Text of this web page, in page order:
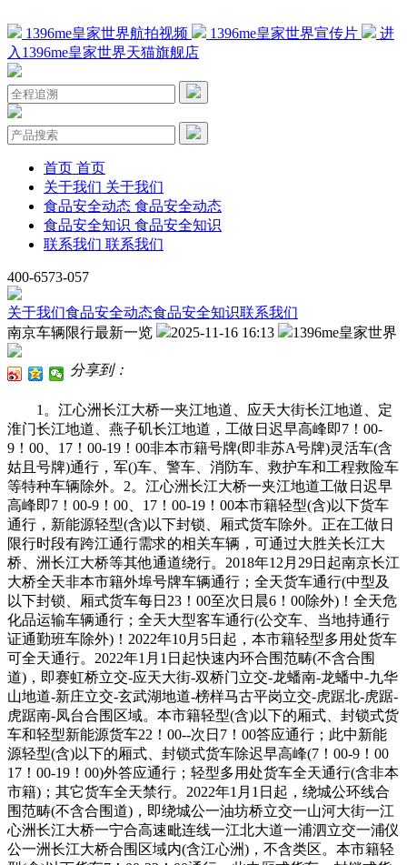
1396me皇家世界航拍视频 1396me皇家世界宣传片
进
入1396me皇家世界天猫旗舰店
首页 首页
关于我们 关于我们
食品安全动态 食品安全动态
食品安全知识 食品安全知识
联系我们 联系我们
400-6573-057
关于我们食品安全动态食品安全知识联系我们
南京车辆限行最新一览
2025-11-16 16:13 1396me皇家世界
分享到：
1。江心洲长江大桥一夹江地道、应天大街长江地道、定
淮门长江地道、燕子矶长江地道，工做日迟早高峰即7！00-
9！00、17！00-19！00非本市籍号牌(即非苏A号牌)灵活车(含
姑且号牌)通行，军()车、警车、消防车、救护车和工程救险车
等特种车辆除外。2。江心洲长江大桥一夹江地道工做日迟早
高峰即7！00-9！00、17！00-19！00本市籍轻型(含)以下货车
通行，新能源轻型(含)以下封锁、厢式货车除外。正在工做日
限行时段有跨江通行需求的相关车辆，可通过大胜关长江大
桥、洲长江大桥等其他通道绕行。2018年12月29日起南京长江
大桥全天非本市籍外埠号牌车辆通行；全天货车通行(中型及
以下封锁、厢式货车每日23！00至次日晨6！00除外)！全天危
化品运输车辆通行；全天大型客车通行(公交车、当地持通行
证通勤班车除外)！2022年10月5日起，本市籍轻型多用处货车
可全天通行。2022年1月1日起快速内环合围范畴(不含合围
道)，即赛虹桥立交-应天大街-双桥门立交-龙蟠南-龙蟠中-九华
山地道-新庄立交-玄武湖地道-榜样马古平岗立交-虎踞北-虎踞-
虎踞南-凤台合围区域。本市籍轻型(含)以下的厢式、封锁式货
车和轻型新能源货车22！00--次日7！00答应通行；此中新能
源轻型(含)以下的厢式、封锁式货车除迟早高峰(7！00-9！00
17！00-19！00)外答应通行；轻型多用处货车全天通行(含非本
市籍)；其它货车全天禁行。2022年1月1日起，绕城公环线合
围范畴(不含合围道)，即绕城公一油坊桥立交一山河大街一江
心洲长江大桥一宁合高速毗连线一江北大道一浦泗立交一浦仪
公一洲长江大桥合围区域内(含江心洲)，不含类区。本市籍轻